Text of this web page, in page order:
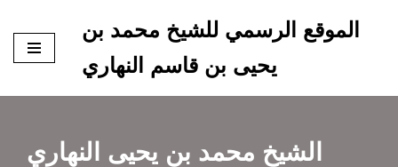
المحتوى
الموقع الرسمي للشيخ محمد بن
يحيى بن قاسم النهاري
الشيخ محمد بن يحيى النهاري